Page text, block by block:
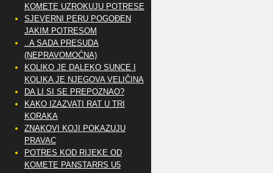
KOMETE UZROKUJU POTRESE
SJEVERNI PERU POGOĐEN
JAKIM POTRESOM
..A SADA PRESUDA
(NEPRAVOMOĆNA)
KOLIKO JE DALEKO SUNCE I
KOLIKA JE NJEGOVA VELIČINA
DA LI SI SE PREPOZNAO?
KAKO IZAZVATI RAT U TRI
KORAKA
ZNAKOVI KOJI POKAZUJU
PRAVAC
POTRES KOD RIJEKE OD
KOMETE PANSTARRS U5